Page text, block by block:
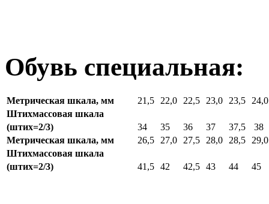
Обувь специальная:
Метрическая шкала, мм 21,5 22,0 22,5 23,0 23,5
24,0
Штихмассовая шкала
(штих=2/3)
34 35 36 37 37,5
38
Метрическая шкала, мм
26,5 27,0 27,5 28,0 28,5
29,0
Штихмассовая шкала
(штих=2/3)
41,5 42 42,5 43 44 45